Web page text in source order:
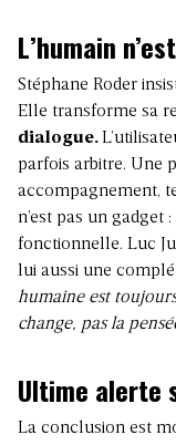
L’humain
Stéphane Roder
Elle transforme sa
dialogue.
parfois arbitre. Une
accompagnement,
n’est pas un gadget
fonctionnelle. Luc
lui aussi une
humaine est toujours
change, pas la
Ultime alerte
La conclusion est